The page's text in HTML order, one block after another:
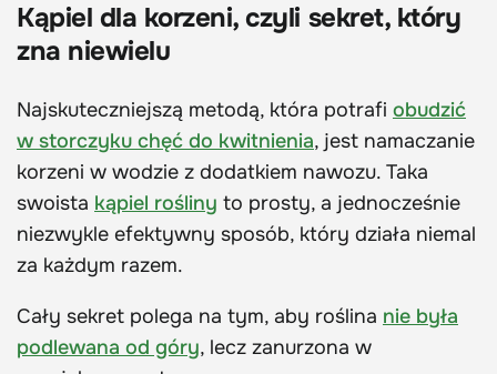
Kąpiel dla korzeni, czyli sekret, który
zna niewielu
Najskuteczniejszą metodą, która potrafi obudzić
w storczyku chęć do kwitnienia, jest namaczanie
korzeni w wodzie z dodatkiem nawozu. Taka
swoista kąpiel rośliny to prosty, a jednocześnie
niezwykle efektywny sposób, który działa niemal
za każdym razem.
Cały sekret polega na tym, aby roślina nie była
podlewana od góry, lecz zanurzona w